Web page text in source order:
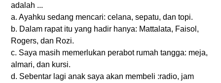
adalah ...
a. Ayahku sedang mencari: celana, sepatu, dan topi.
b. Dalam rapat itu yang hadir hanya: Mattalata, Faisol,
Rogers, dan Rozi.
c. Saya masih memerlukan perabot rumah tangga: meja,
almari, dan kursi.
d. Sebentar lagi anak saya akan membeli :radio, jam